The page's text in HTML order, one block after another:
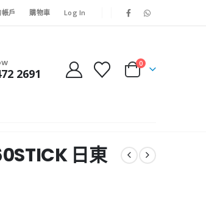
戶 購物車 Log In
2691
0
日東